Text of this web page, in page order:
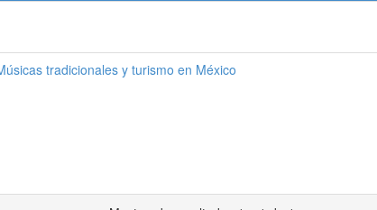
tradicionales y turismo en México